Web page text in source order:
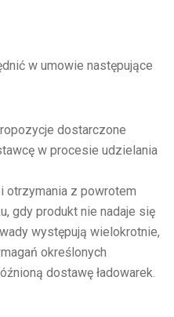
w umowie następujące
dostarczone
w procesie udzielania
otrzymania z powrotem
gdy produkt nie nadaje się
występują wielokrotnie,
określonych
dostawę ładowarek.